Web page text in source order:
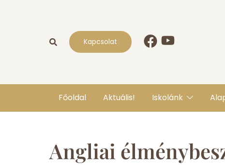
Kapcsolat
Főoldal Aktuális! Iskolánk
Angliai